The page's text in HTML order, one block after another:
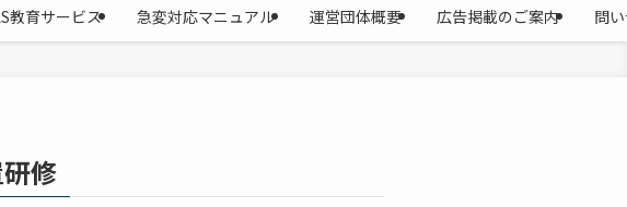
教育サービス 急変対応マニュアル 運営団体概要 広告掲載のご案内 問
修